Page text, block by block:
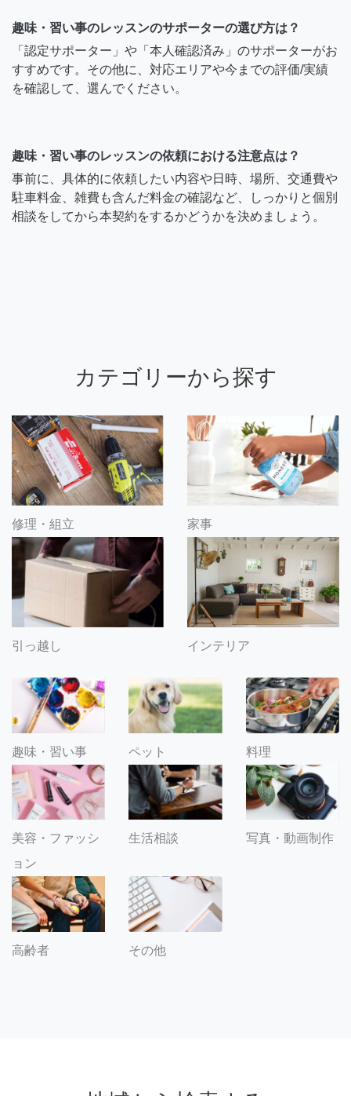
趣味・習い事のレッスンのサポーターの選び方は？
「認定サポーター」や「本人確認済み」のサポーターがお
すすめです。その他に、対応エリアや今までの評価/実績
を確認して、選んでください。
趣味・習い事のレッスンの依頼における注意点は？
事前に、具体的に依頼したい内容や日時、場所、交通費や
駐車料金、雑費も含んだ料金の確認など、しっかりと個別
相談をしてから本契約をするかどうかを決めましょう。
カテゴリーから探す
修理・組立 家事
引っ越し インテリア
趣味・習い事 ペット 料理
美容・ファッシ
ョン
生活相談 写真・動画制作
高齢者 その他